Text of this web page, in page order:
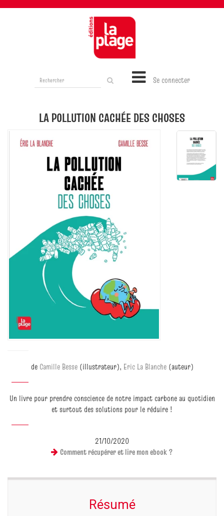
Se connecter
LA POLLUTION CACHÉE DES CHOSES
de Camille Besse(illustrateur), Eric La Blanche(auteur)
Un livre pour prendre conscience de notre impact carbone au quotidien
et surtout des solutions pour le réduire !
21/10/2020
Comment récupérer et lire mon ebook ?
Résumé